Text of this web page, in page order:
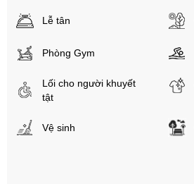
Lễ tân
Phòng Gym
Lối cho người khuyết
tật
Vệ sinh